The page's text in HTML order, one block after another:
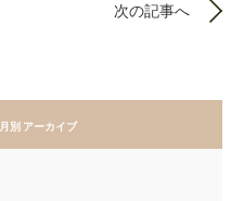
次の記事へ
月別 アーカイブ